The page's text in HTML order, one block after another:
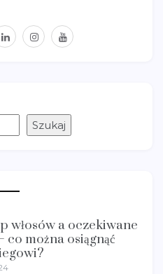
instagram
youtube
Szukaj
włosów a oczekiwane
można osiągnąć